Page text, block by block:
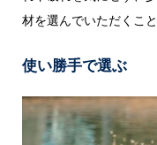
材を選んでいただくこ
使い勝手で選ぶ